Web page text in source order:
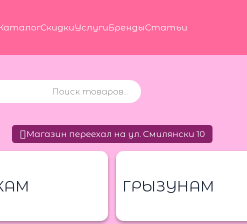
СкидкиУслугиБрендыСтатьи
Магазин переехал на ул. Смилянски 10
ГРЫЗУНАМ